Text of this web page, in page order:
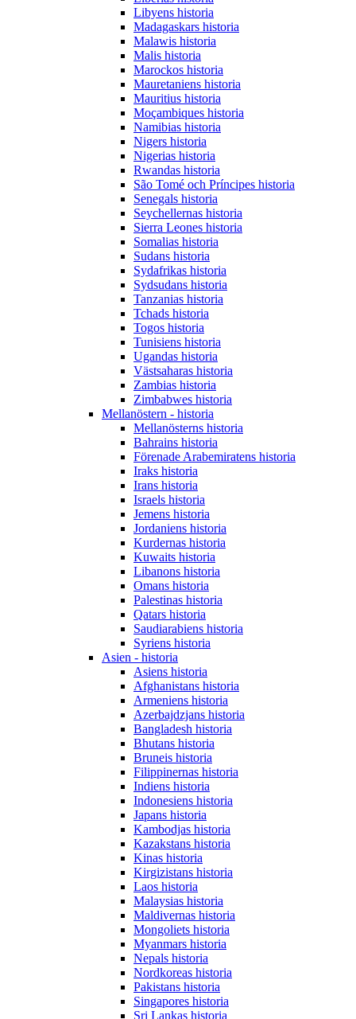
Libyens historia
Madagaskars historia
Malawis historia
Malis historia
Marockos historia
Mauretaniens historia
Mauritius historia
Moçambiques historia
Namibias historia
Nigers historia
Nigerias historia
Rwandas historia
São Tomé och Príncipes historia
Senegals historia
Seychellernas historia
Sierra Leones historia
Somalias historia
Sudans historia
Sydafrikas historia
Sydsudans historia
Tanzanias historia
Tchads historia
Togos historia
Tunisiens historia
Ugandas historia
Västsaharas historia
Zambias historia
Zimbabwes historia
Mellanöstern - historia
Mellanösterns historia
Bahrains historia
Förenade Arabemiratens historia
Iraks historia
Irans historia
Israels historia
Jemens historia
Jordaniens historia
Kurdernas historia
Kuwaits historia
Libanons historia
Omans historia
Palestinas historia
Qatars historia
Saudiarabiens historia
Syriens historia
Asien - historia
Asiens historia
Afghanistans historia
Armeniens historia
Azerbajdzjans historia
Bangladesh historia
Bhutans historia
Bruneis historia
Filippinernas historia
Indiens historia
Indonesiens historia
Japans historia
Kambodjas historia
Kazakstans historia
Kinas historia
Kirgizistans historia
Laos historia
Malaysias historia
Maldivernas historia
Mongoliets historia
Myanmars historia
Nepals historia
Nordkoreas historia
Pakistans historia
Singapores historia
Sri Lankas historia